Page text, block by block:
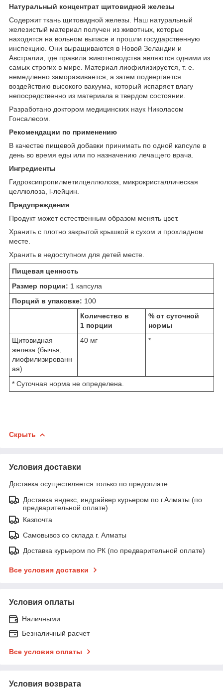
Натуральный концентрат щитовидной железы
Содержит ткань щитовидной железы. Наш натуральный
железистый материал получен из животных, которые
находятся на вольном выпасе и прошли государственную
инспекцию. Они выращиваются в Новой Зеландии и
Австралии, где правила животноводства являются одними из
самых строгих в мире. Материал лиофилизируется, т. е.
немедленно замораживается, а затем подвергается
воздействию высокого вакуума, который испаряет влагу
непосредственно из материала в твердом состоянии.
Разработано доктором медицинских наук Николасом
Гонсалесом.
Рекомендации по применению
В качестве пищевой добавки принимать по одной капсуле в
день во время еды или по назначению лечащего врача.
Ингредиенты
Гидроксипропилметилцеллюлоза, микрокристаллическая
целлюлоза, l-лейцин.
Предупреждения
Продукт может естественным образом менять цвет.
Хранить с плотно закрытой крышкой в сухом и прохладном
месте.
Хранить в недоступном для детей месте.
Пищевая ценность
Размер порции: 1 капсула
Порций в упаковке: 100
Количество в
1 порции
% от суточной
нормы
Щитовидная
железа (бычья,
лиофилизированн
ая)
40 мг *
* Суточная норма не определена.
Скрыть
Условия доставки
Доставка осуществляется только по предоплате.
Доставка яндекс, индрайвер курьером по г.Алматы (по
предварительной оплате)
Казпочта
Самовывоз со склада г. Алматы
Доставка курьером по РК (по предварительной оплате)
Все условия доставки
Условия оплаты
Наличными
Безналичный расчет
Все условия оплаты
Условия возврата